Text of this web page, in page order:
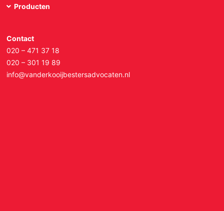
Producten
Contact
020 – 471 37 18
020 – 301 19 89
info@vanderkooijbestersadvocaten.nl